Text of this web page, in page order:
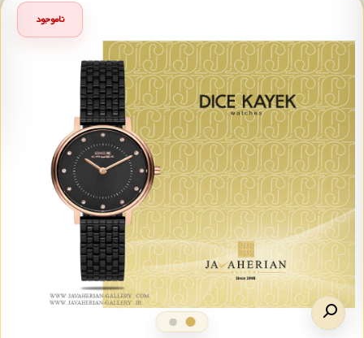
ناموجود